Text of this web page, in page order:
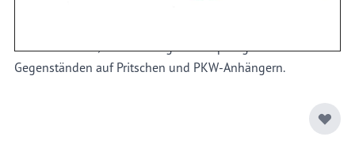
von Kleinteilen, losem Ladegut und sperrigen
Gegenständen auf Pritschen und PKW-Anhängern.